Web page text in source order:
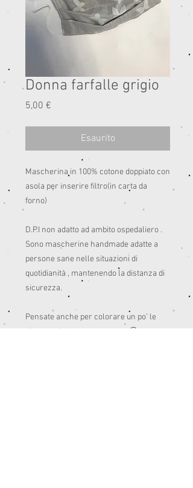
Donna farfalle grigio
5,00 €
Esaurito
Mascherina in 100% cotone doppiato con
asola per inserire filtro(in carta da
forno)
D.P.I non adatto ad ambito ospedaliero .
Sono mascherine handmade adatte a
persone sane nelle situazioni di
quotidianità , mantenendo la distanza di
sicurezza.
Pensate anche per colorare un po’ le
giornate del post quarantena.😊